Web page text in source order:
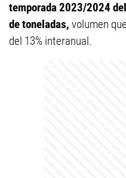
temporada 2023/2024
de toneladas, volumen
del 13% interanual.